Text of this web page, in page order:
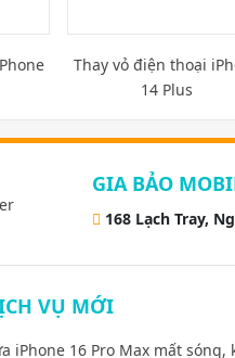
Thay vỏ điện thoại
14 Plus
GIA BẢO
168 Lạch Tray,
VỤ MỚI
iPhone 16 Pro Max mất sóng,